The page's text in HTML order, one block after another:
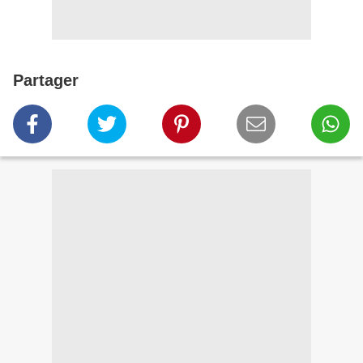
Partager